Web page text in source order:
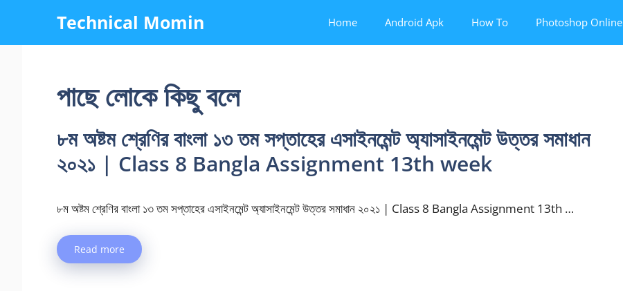
content
Technical Momin Home Android Apk How To Photoshop Online
পাছে লােকে কিছু বলে
৮ম অষ্টম শ্রেণির বাংলা ১৩ তম সপ্তাহের এসাইনমেন্ট অ্যাসাইনমেন্ট উত্তর সমাধান
২০২১ | Class 8 Bangla Assignment 13th week
৮ম অষ্টম শ্রেণির বাংলা ১৩ তম সপ্তাহের এসাইনমেন্ট অ্যাসাইনমেন্ট উত্তর সমাধান ২০২১ | Class 8 Bangla Assignment 13th …
Read more